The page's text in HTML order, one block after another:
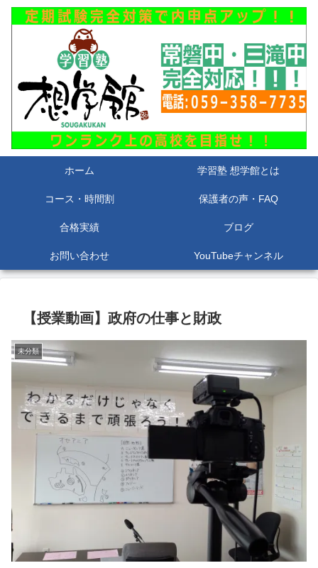
ホーム 学習塾 想学館とは
コース・時間割 保護者の声・FAQ
合格実績 ブログ
お問い合わせ YouTubeチャンネル
【授業動画】政府の仕事と財政
未分類